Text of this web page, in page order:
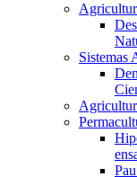
Sistemas